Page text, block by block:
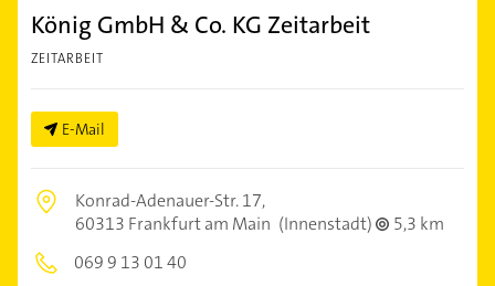
König GmbH & Co. KG Zeitarbeit
ZEITARBEIT
E-Mail
Konrad-Adenauer-Str. 17,
60313 Frankfurt am Main (Innenstadt)
5,3 km
069 9 13 01 40